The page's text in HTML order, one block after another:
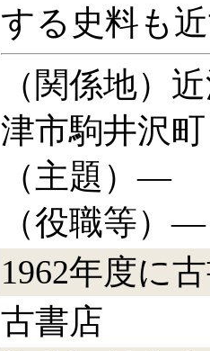
する史料も
（関係地）
津市駒井沢
（主題）―
（役職等）―
1962年度に
古書店